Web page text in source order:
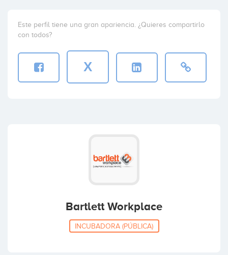
Este perfil tiene una gran apariencia. ¿Quieres compartirlo
con todos?
X
Bartlett Workplace
INCUBADORA (PÚBLICA)